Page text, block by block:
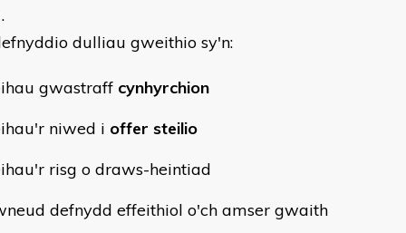
dulliau gweithio sy'n:
gwastraff cynhyrchion
niwed i offer steilio
risg o draws-heintiad
defnydd effeithiol o'ch amser gwaith